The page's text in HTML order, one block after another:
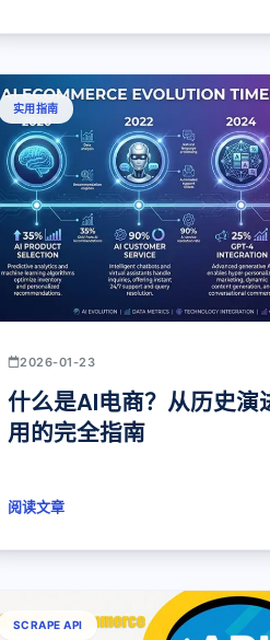
实用指南
2026-01-23
什么是AI电商？从历史演
用的完全指南
阅读文章
SCRAPE API